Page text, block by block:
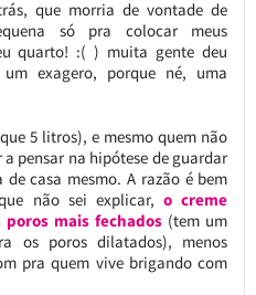
que morria de vontade de
só pra colocar meus
quarto! :( ) muita gente deu
exagero, porque né, uma
5 litros), e mesmo quem não
pensar na hipótese de guardar
casa mesmo. A razão é bem
não sei explicar,o creme
mais fechados (tem um
os poros dilatados), menos
pra quem vive brigando com